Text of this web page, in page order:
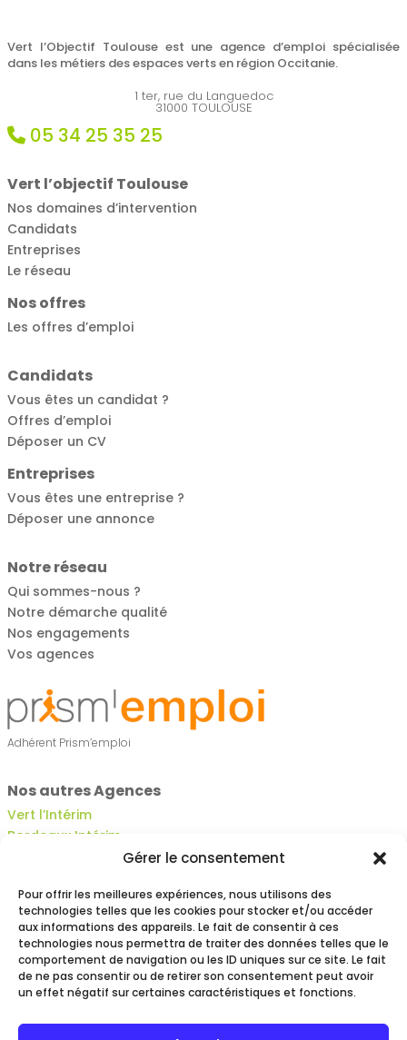
Gérer le consentement
Pour offrir les meilleures expériences, nous utilisons des
technologies telles que les cookies pour stocker et/ou accéder
aux informations des appareils. Le fait de consentir à ces
technologies nous permettra de traiter des données telles que le
comportement de navigation ou les ID uniques sur ce site. Le fait
de ne pas consentir ou de retirer son consentement peut avoir
un effet négatif sur certaines caractéristiques et fonctions.
Vert l’Objectif Toulouse est une agence d’emploi spécialisée
dans les métiers des espaces verts en région Occitanie.
1 ter, rue du Languedoc
31000 TOULOUSE
05 34 25 35 25
Vert l’objectif Toulouse
Nos domaines d’intervention
Candidats
Entreprises
Le réseau
Nos offres
Les offres d’emploi
Candidats
Vous êtes un candidat ?
Offres d’emploi
Déposer un CV
Entreprises
Vous êtes une entreprise ?
Déposer une annonce
Notre réseau
Qui sommes-nous ?
Notre démarche qualité
Nos engagements
Vos agences
Adhérent Prism’emploi
Nos autres Agences
Vert l’Intérim
Bordeaux Intérim
Vert l’objectif Bayonne
Vert l’objectif Montpellier
Vert l’objectif Nantes
Vert l’objectif Nancy
Vert l’Objectif Easy